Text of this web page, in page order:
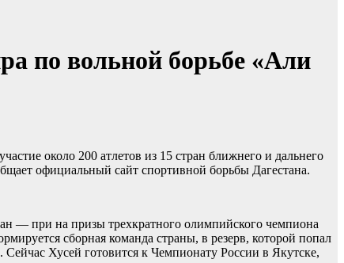
по вольной борьбе «Али
около 200 атлетов из 15 стран ближнего и дальнего
официальный сайт спортивной борьбы Дагестана.
— при на призы трехкратного олимпийского чемпиона
сборная команда страны, в резерв, которой попал
Хусей готовится к Чемпионату России в Якутске,